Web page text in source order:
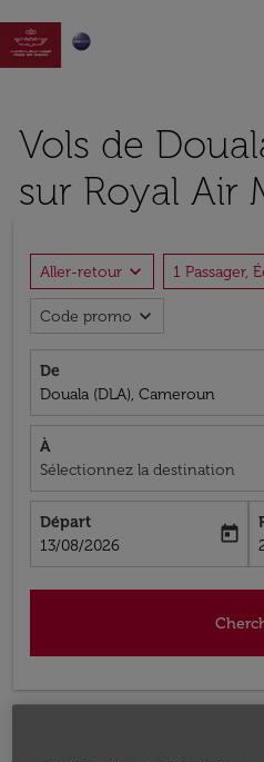

Vols de
sur Royal Air
Aller-retour expand_more 1 Passager,
Code promo expand_more
De
Douala (DLA), Cameroun
À
Sélectionnez la destination
Départ
fc-booking-departure-date-
13/08/2026
today